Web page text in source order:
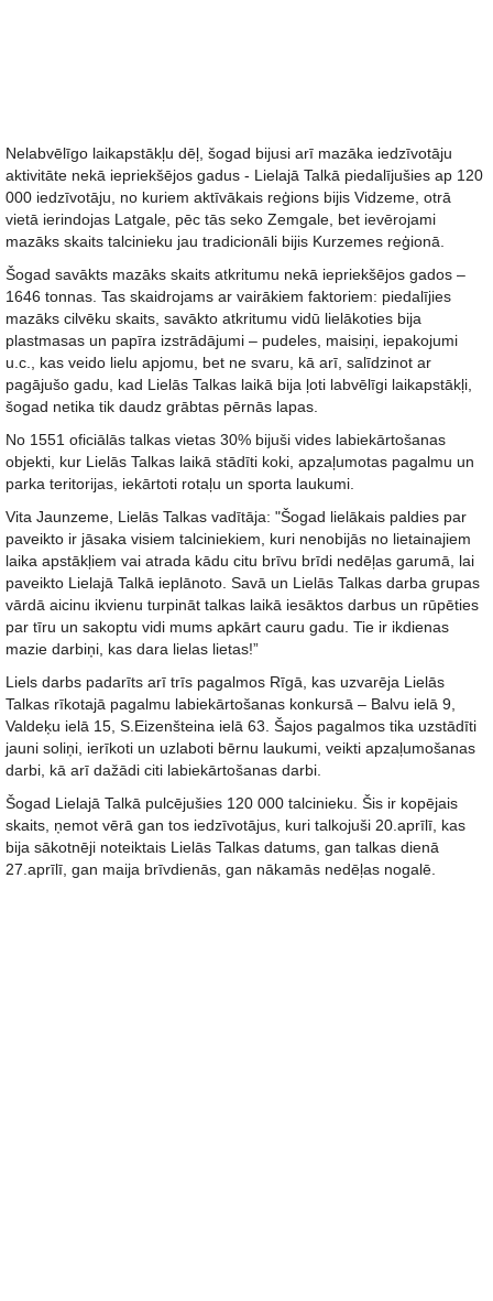
Nelabvēlīgo laikapstākļu dēļ, šogad bijusi arī mazāka iedzīvotāju
aktivitāte nekā iepriekšējos gadus - Lielajā Talkā piedalījušies ap 120
000 iedzīvotāju, no kuriem aktīvākais reģions bijis Vidzeme, otrā
vietā ierindojas Latgale, pēc tās seko Zemgale, bet ievērojami
mazāks skaits talcinieku jau tradicionāli bijis Kurzemes reģionā.
Šogad savākts mazāks skaits atkritumu nekā iepriekšējos gados –
1646 tonnas. Tas skaidrojams ar vairākiem faktoriem: piedalījies
mazāks cilvēku skaits, savākto atkritumu vidū lielākoties bija
plastmasas un papīra izstrādājumi – pudeles, maisiņi, iepakojumi
u.c., kas veido lielu apjomu, bet ne svaru, kā arī, salīdzinot ar
pagājušo gadu, kad Lielās Talkas laikā bija ļoti labvēlīgi laikapstākļi,
šogad netika tik daudz grābtas pērnās lapas.
No 1551 oficiālās talkas vietas 30% bijuši vides labiekārtošanas
objekti, kur Lielās Talkas laikā stādīti koki, apzaļumotas pagalmu un
parka teritorijas, iekārtoti rotaļu un sporta laukumi.
Vita Jaunzeme, Lielās Talkas vadītāja: "Šogad lielākais paldies par
paveikto ir jāsaka visiem talciniekiem, kuri nenobijās no lietainajiem
laika apstākļiem vai atrada kādu citu brīvu brīdi nedēļas garumā, lai
paveikto Lielajā Talkā ieplānoto. Savā un Lielās Talkas darba grupas
vārdā aicinu ikvienu turpināt talkas laikā iesāktos darbus un rūpēties
par tīru un sakoptu vidi mums apkārt cauru gadu. Tie ir ikdienas
mazie darbiņi, kas dara lielas lietas!”
Liels darbs padarīts arī trīs pagalmos Rīgā, kas uzvarēja Lielās
Talkas rīkotajā pagalmu labiekārtošanas konkursā – Balvu ielā 9,
Valdeķu ielā 15, S.Eizenšteina ielā 63. Šajos pagalmos tika uzstādīti
jauni soliņi, ierīkoti un uzlaboti bērnu laukumi, veikti apzaļumošanas
darbi, kā arī dažādi citi labiekārtošanas darbi.
Šogad Lielajā Talkā pulcējušies 120 000 talcinieku. Šis ir kopējais
skaits, ņemot vērā gan tos iedzīvotājus, kuri talkojuši 20.aprīlī, kas
bija sākotnēji noteiktais Lielās Talkas datums, gan talkas dienā
27.aprīlī, gan maija brīvdienās, gan nākamās nedēļas nogalē.